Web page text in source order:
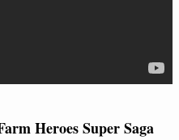
Heroes Super Saga